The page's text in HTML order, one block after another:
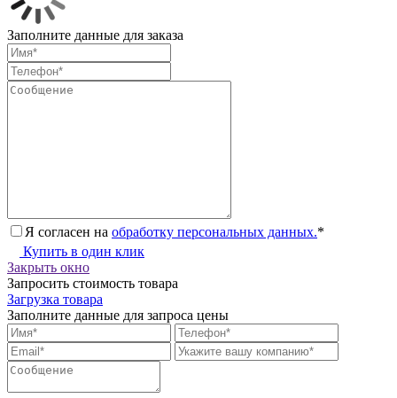
Заполните данные для заказа
Я согласен на обработку персональных данных.*
Купить в один клик
Закрыть окно
Запросить стоимость товара
Загрузка товара
Заполните данные для запроса цены